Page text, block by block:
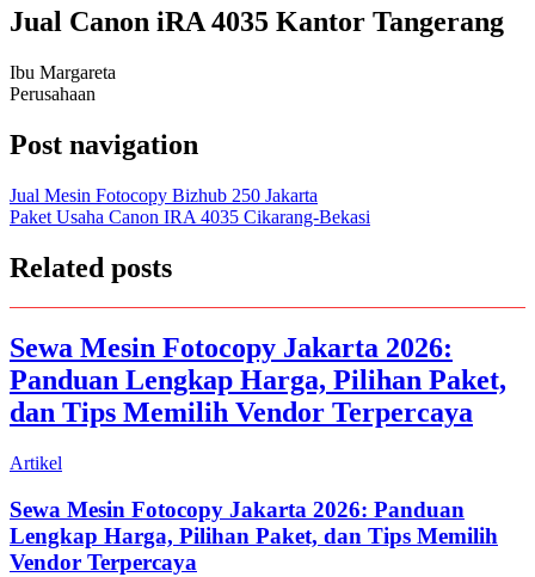
Jual Canon iRA 4035 Kantor Tangerang
Ibu Margareta
Perusahaan
Post navigation
Jual Mesin Fotocopy Bizhub 250 Jakarta
Paket Usaha Canon IRA 4035 Cikarang-Bekasi
Related posts
Sewa Mesin Fotocopy Jakarta 2026:
Panduan Lengkap Harga, Pilihan Paket,
dan Tips Memilih Vendor Terpercaya
Artikel
Sewa Mesin Fotocopy Jakarta 2026: Panduan
Lengkap Harga, Pilihan Paket, dan Tips Memilih
Vendor Terpercaya